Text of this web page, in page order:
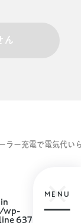
ん
ラー充電で電気代
MENU
wp-
637